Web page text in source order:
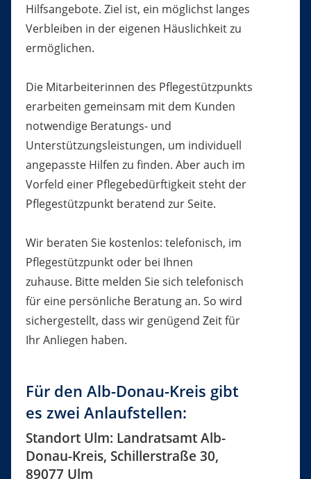
Hilfsangebote. Ziel ist, ein möglichst langes
Verbleiben in der eigenen Häuslichkeit zu
ermöglichen.
Die Mitarbeiterinnen des Pflegestützpunkts
erarbeiten gemeinsam mit dem Kunden
notwendige Beratungs- und
Unterstützungsleistungen, um individuell
angepasste Hilfen zu finden. Aber auch im
Vorfeld einer Pflegebedürftigkeit steht der
Pflegestützpunkt beratend zur Seite.
Wir beraten Sie kostenlos: telefonisch, im
Pflegestützpunkt oder bei Ihnen
zuhause. Bitte melden Sie sich telefonisch
für eine persönliche Beratung an. So wird
sichergestellt, dass wir genügend Zeit für
Ihr Anliegen haben.
Für den Alb-Donau-Kreis gibt
es zwei Anlaufstellen:
Standort Ulm: Landratsamt Alb-
Donau-Kreis, Schillerstraße 30,
89077 Ulm